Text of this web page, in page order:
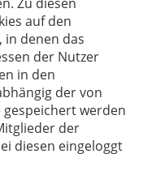
auf den
in denen das
der Nutzer
in den
der von
werden
der
diesen eingeloggt